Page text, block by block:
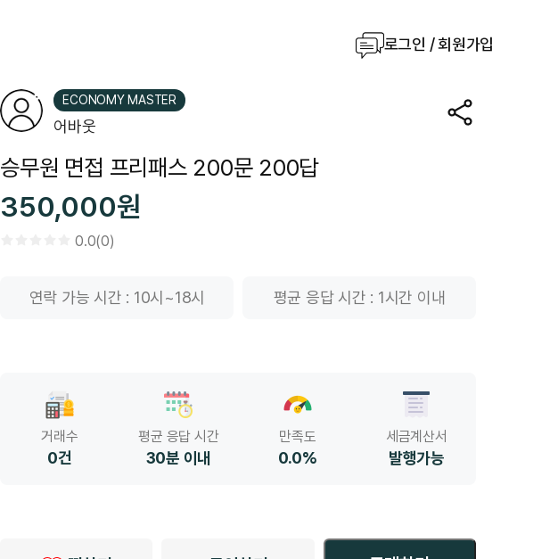
로그인 / 회원가입
ECONOMY MASTER
어바웃
승무원 면접 프리패스 200문 200답
350,000원
0.0(0)
연락 가능 시간 : 10시~18시 평균 응답 시간 : 1시간 이내
거래수
0건
평균 응답 시간
30분 이내
만족도
0.0%
세금계산서
발행가능